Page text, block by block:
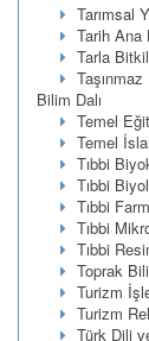
Tarımsal
Tarih Ana
Tarla
Bilim Dalı
Temel
Temel
Tıbbi
Tıbbi
Tıbbi
Tıbbi
Tıbbi
Toprak
Turizm
Turizm
Türk Dili